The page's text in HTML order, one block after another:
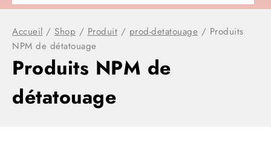
Accueil / Shop / Produit / prod-detatouage / Produits
NPM de détatouage
Produits NPM de
détatouage